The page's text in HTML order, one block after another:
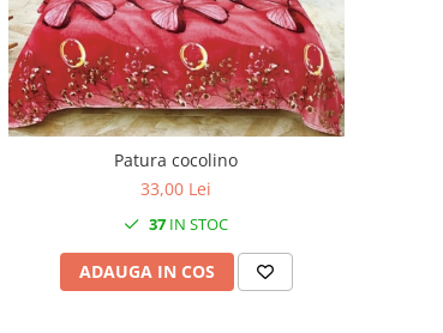
Patura cocolino
33,00 Lei
37 IN STOC
ADAUGA IN COS